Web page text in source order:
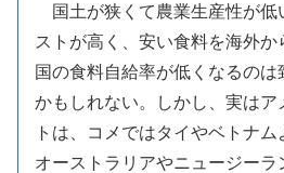
国土が狭くて農業生産性が低
ストが高く、安い食料を海外
国の食料自給率が低くなるの
かもしれない。しかし、実はア
トは、コメではタイやベトナ
オーストラリアやニュージー